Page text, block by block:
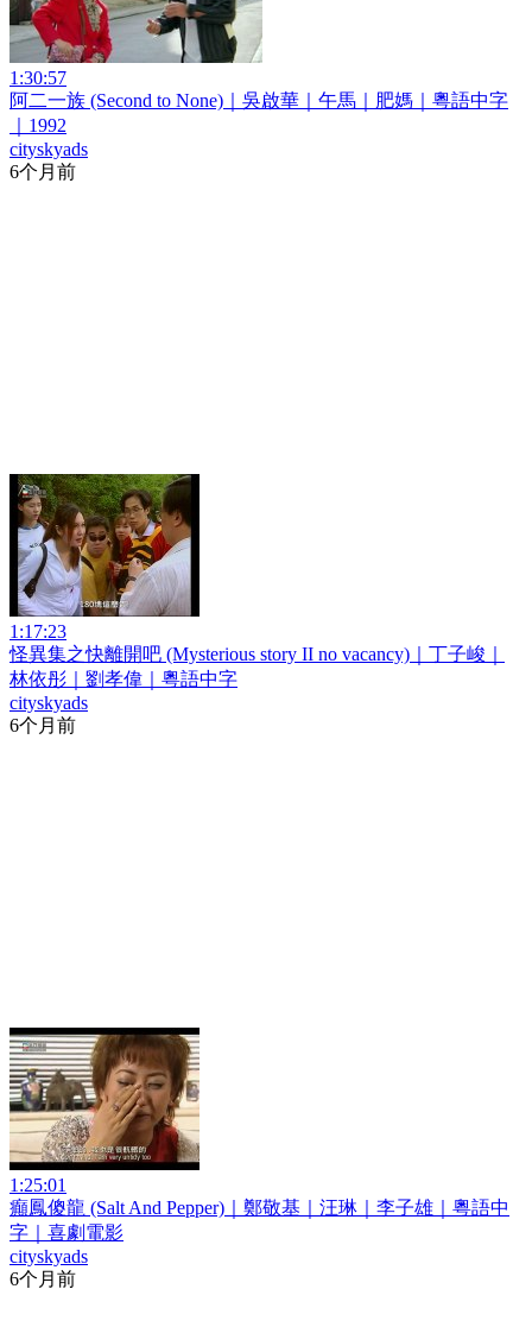
1:30:57
阿二一族 (Second to None)｜吳啟華｜午馬｜肥媽｜粵語中字
｜1992
cityskyads
6个月前
1:17:23
怪異集之快離開吧 (Mysterious story II no vacancy)｜丁子峻｜
林依彤｜劉孝偉｜粵語中字
cityskyads
6个月前
1:25:01
癲鳳傻龍 (Salt And Pepper)｜鄭敬基｜汪琳｜李子雄｜粵語中
字｜喜劇電影
cityskyads
6个月前